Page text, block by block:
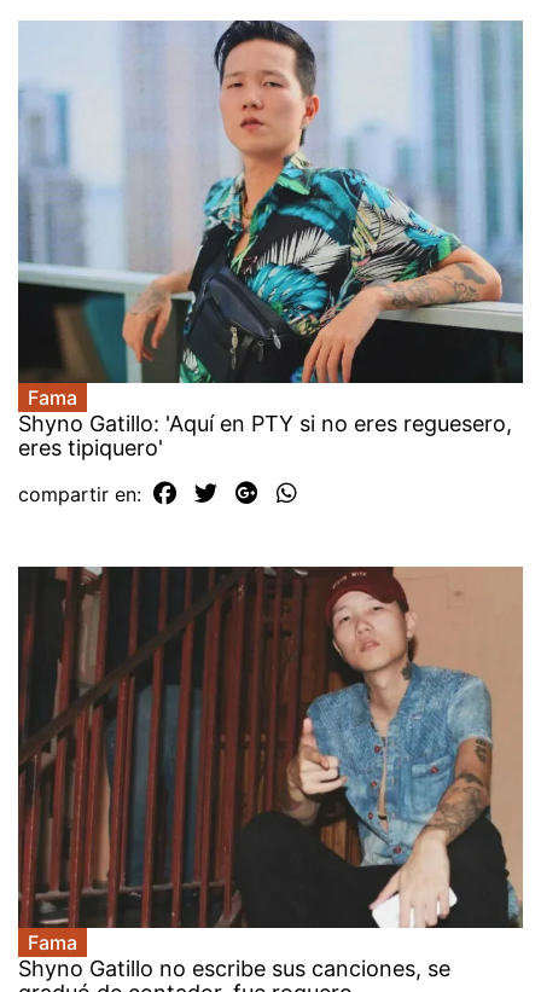
Fama
Shyno Gatillo: 'Aquí en PTY si no eres reguesero,
eres tipiquero'
compartir en:
Fama
Shyno Gatillo no escribe sus canciones, se